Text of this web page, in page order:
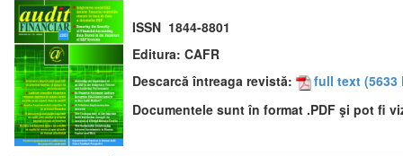
ISSN 1844-8801
Editura: CAFR
Descarcă întreaga revistă:
full text (5633
Documentele sunt în format .PDF şi pot fi